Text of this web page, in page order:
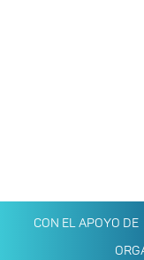
CON EL APOYO DE